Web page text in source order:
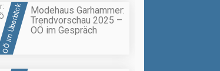
OÖ im Überblick
Modehaus Garhammer:
Trendvorschau 2025 –
OÖ im Gespräch